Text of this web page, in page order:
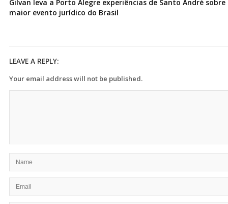
Gilvan leva a Porto Alegre experiências de Santo André
maior evento jurídico do Brasil
LEAVE A REPLY:
Your email address will not be published.